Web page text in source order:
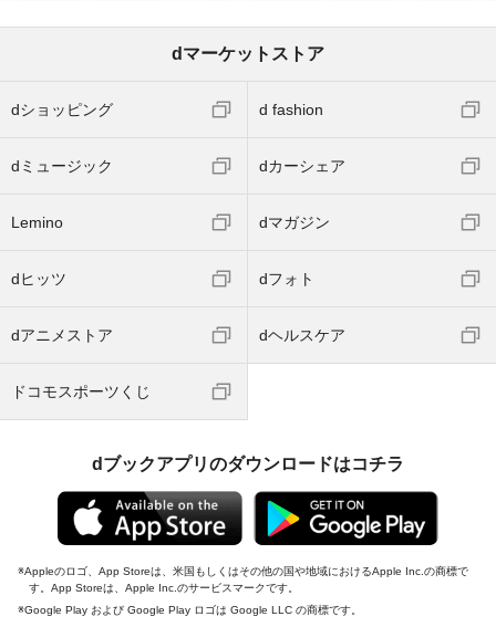
dマーケットストア
dショッピング d fashion
dミュージック dカーシェア
Lemino dマガジン
dヒッツ dフォト
dアニメストア dヘルスケア
ドコモスポーツくじ
dブックアプリのダウンロードはコチラ
Appleのロゴ、App Storeは、米国もしくはその他の国や地域におけるApple Inc.の商標で
す。App Storeは、Apple Inc.のサービスマークです。
Google Play および Google Play ロゴは Google LLC の商標です。